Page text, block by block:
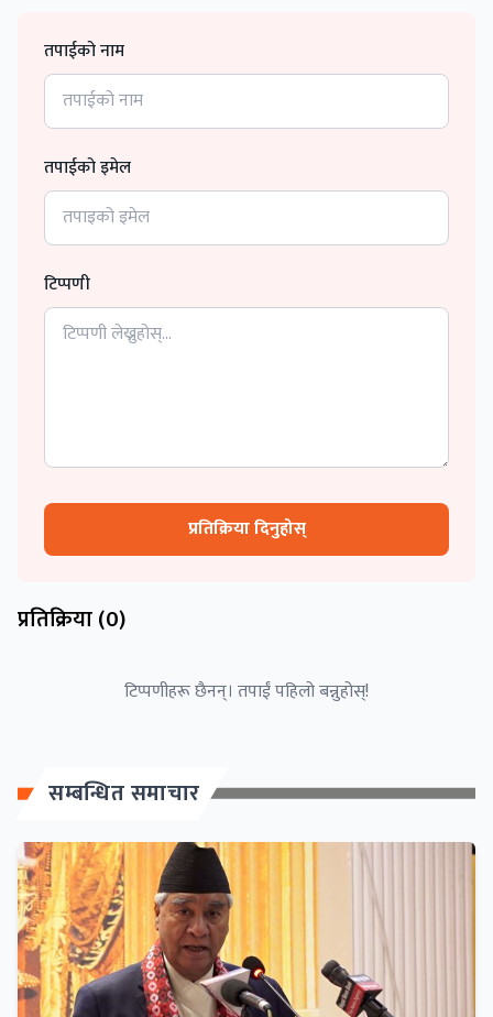
तपाईको नाम
तपाईको इमेल
टिप्पणी
प्रतिक्रिया दिनुहोस्
प्रतिक्रिया (0)
टिप्पणीहरू छैनन्। तपाईं पहिलो बन्नुहोस्!
सम्बन्धित समाचार